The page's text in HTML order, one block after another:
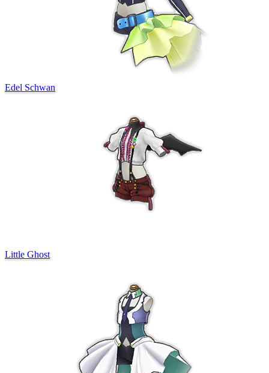
Edel Schwan
Little Ghost